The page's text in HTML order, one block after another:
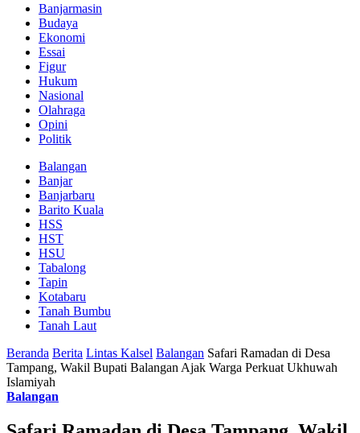
Banjarmasin
Budaya
Ekonomi
Essai
Figur
Hukum
Nasional
Olahraga
Opini
Politik
Balangan
Banjar
Banjarbaru
Barito Kuala
HSS
HST
HSU
Tabalong
Tapin
Kotabaru
Tanah Bumbu
Tanah Laut
Beranda Berita Lintas Kalsel Balangan Safari Ramadan di Desa
Tampang, Wakil Bupati Balangan Ajak Warga Perkuat Ukhuwah
Islamiyah
Balangan